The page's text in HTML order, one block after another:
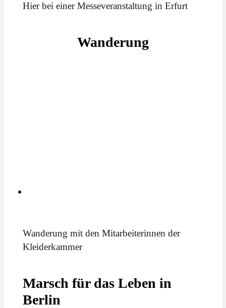
Hier bei einer Messeveranstaltung in Erfurt
Wanderung
Wanderung mit den Mitarbeiterinnen der
Kleiderkammer
Marsch für das Leben in
Berlin